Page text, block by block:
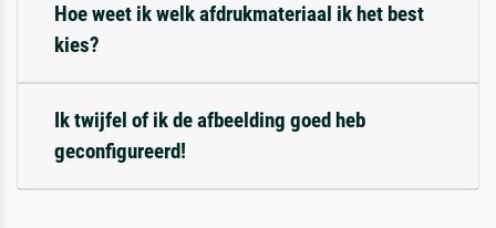
Hoe weet ik welk afdrukmateriaal ik het best
kies?
Ik twijfel of ik de afbeelding goed heb
geconfigureerd!